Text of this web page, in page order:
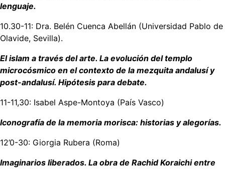
lenguaje.
10.30-11: Dra. Belén Cuenca Abellán (Universidad Pablo de
Olavide, Sevilla).
El islam a través del arte. La evolución del templo
microcósmico en el contexto de la mezquita andalusí y
post-andalusí. Hipótesis para debate.
11-11,30: Isabel Aspe-Montoya (País Vasco)
Iconografía de la memoria morisca: historias y alegorías.
12’0-30: Giorgia Rubera (Roma)
Imaginarios liberados. La obra de Rachid Koraichi entre